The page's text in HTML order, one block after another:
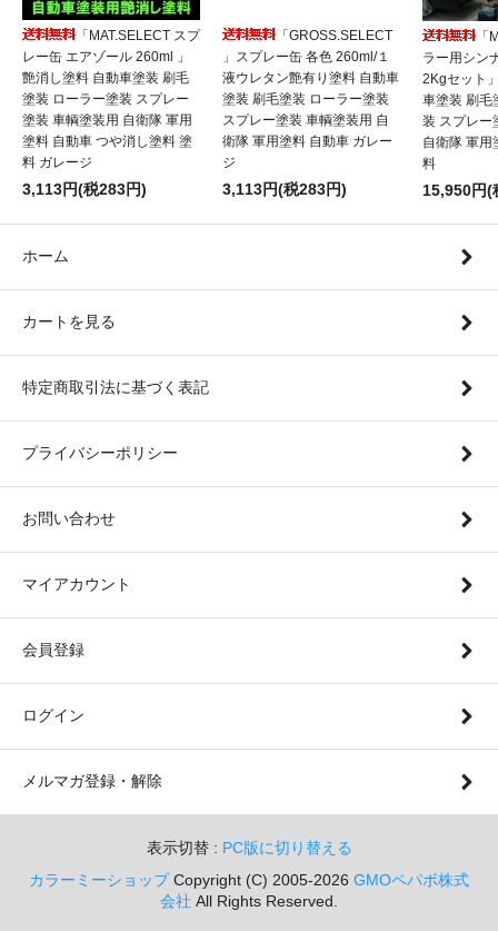
「MAT.SELECT スプ
レー缶 エアゾール 260ml 」
艶消し塗料 自動車塗装 刷毛
塗装 ローラー塗装 スプレー
塗装 車輌塗装用 自衛隊 軍用
塗料 自動車 つや消し塗料 塗
料 ガレージ
3,113円(税283円)
「GROSS.SELECT
」スプレー缶 各色 260ml/１
液ウレタン艶有り塗料 自動車
塗装 刷毛塗装 ローラー塗装
スプレー塗装 車輌塗装用 自
衛隊 軍用塗料 自動車 ガレー
ジ
3,113円(税283円)
ラー用シン
2Kgセット
車塗装 刷毛
装 スプレー
自衛隊 軍用
料
15,950円(
ホーム
カートを見る
特定商取引法に基づく表記
プライバシーポリシー
お問い合わせ
マイアカウント
会員登録
ログイン
メルマガ登録・解除
表示切替 : PC版に切り替える
カラーミーショップCopyright (C) 2005-2026 GMOペパボ株式
会社 All Rights Reserved.